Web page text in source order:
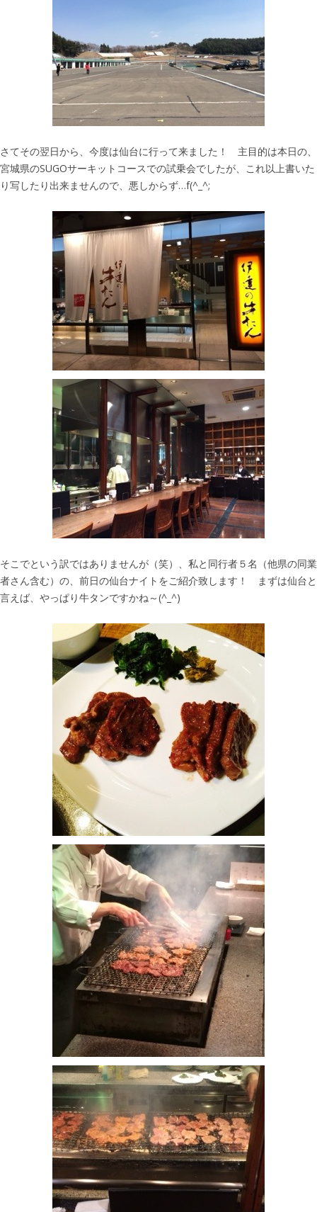
さてその翌日から、今度は仙台に行って来ました！ 主目的は本日の、
宮城県のSUGOサーキットコースでの試乗会でしたが、これ以上書いた
り写したり出来ませんので、悪しからず…f(^_^;
そこでという訳ではありませんが（笑）、私と同行者５名（他県の同業
者さん含む）の、前日の仙台ナイトをご紹介致します！ まずは仙台と
言えば、やっぱり牛タンですかね～(^_^)